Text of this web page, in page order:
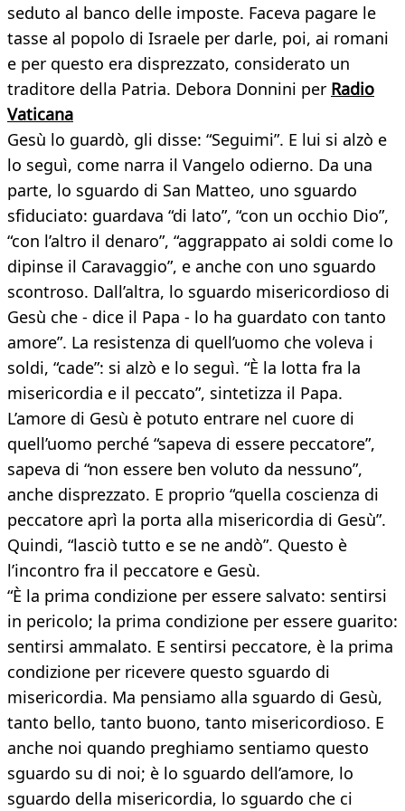
seduto al banco delle imposte. Faceva pagare le
tasse al popolo di Israele per darle, poi, ai romani
e per questo era disprezzato, considerato un
traditore della Patria. Debora Donnini per Radio
Vaticana
Gesù lo guardò, gli disse: “Seguimi”. E lui si alzò e
lo seguì, come narra il Vangelo odierno. Da una
parte, lo sguardo di San Matteo, uno sguardo
sfiduciato: guardava “di lato”, “con un occhio Dio”,
“con l’altro il denaro”, “aggrappato ai soldi come lo
dipinse il Caravaggio”, e anche con uno sguardo
scontroso. Dall’altra, lo sguardo misericordioso di
Gesù che - dice il Papa - lo ha guardato con tanto
amore”. La resistenza di quell’uomo che voleva i
soldi, “cade”: si alzò e lo seguì. “È la lotta fra la
misericordia e il peccato”, sintetizza il Papa.
L’amore di Gesù è potuto entrare nel cuore di
quell’uomo perché “sapeva di essere peccatore”,
sapeva di “non essere ben voluto da nessuno”,
anche disprezzato. E proprio “quella coscienza di
peccatore aprì la porta alla misericordia di Gesù”.
Quindi, “lasciò tutto e se ne andò”. Questo è
l’incontro fra il peccatore e Gesù.
“È la prima condizione per essere salvato: sentirsi
in pericolo; la prima condizione per essere guarito:
sentirsi ammalato. E sentirsi peccatore, è la prima
condizione per ricevere questo sguardo di
misericordia. Ma pensiamo alla sguardo di Gesù,
tanto bello, tanto buono, tanto misericordioso. E
anche noi quando preghiamo sentiamo questo
sguardo su di noi; è lo sguardo dell’amore, lo
sguardo della misericordia, lo sguardo che ci